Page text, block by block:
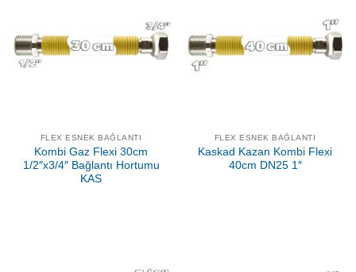
FLEX ESNEK BAĞLANTI
Kombi Gaz Flexi 30cm
1/2″x3/4″ Bağlantı Hortumu
KAS
FLEX ESNEK BAĞLANTI
Kaskad Kazan Kombi Flexi
40cm DN25 1″